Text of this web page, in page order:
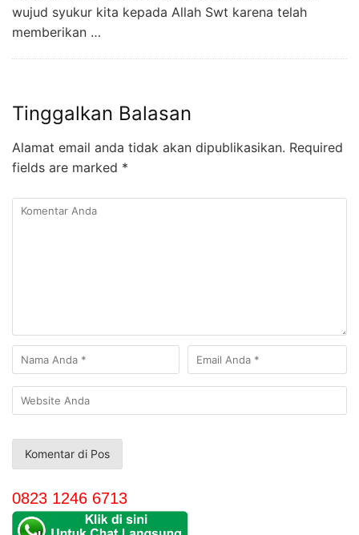
wujud syukur kita kepada Allah Swt karena telah
memberikan …
Tinggalkan Balasan
Alamat email anda tidak akan dipublikasikan. Required
fields are marked *
0823 1246 6713